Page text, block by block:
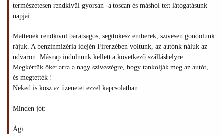
természetesen rendkívül gyorsan -a toscan és máshol tett látogatásunk
napjai.
Matteoék rendkívül barátságos, segítőkész emberek, szívesen gondolunk
rájuk. A benzinmizéria idején Firenzében voltunk, az autónk náluk az
udvaron. Másnap indulnunk kellett a következő szálláshelyre.
Megkértük őket arra a nagy szívességre, hogy tankolják meg az autót,
és megtették !
Neked is kösz az üzenetet ezzel kapcsolatban.
Minden jót:
Ági